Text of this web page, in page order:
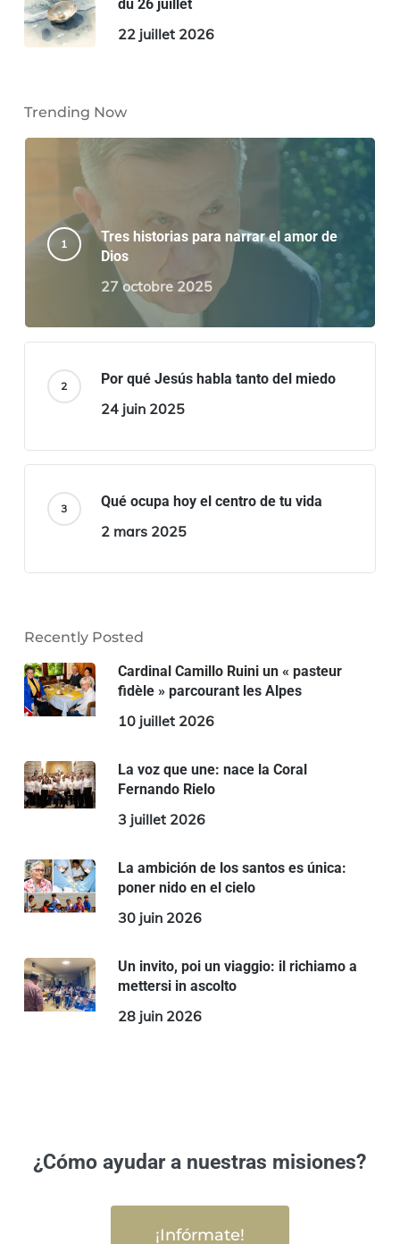
du 26 juillet
22 juillet 2026
Trending Now
Tres historias para narrar el amor de
Dios
27 octobre 2025
Por qué Jesús habla tanto del miedo
24 juin 2025
Qué ocupa hoy el centro de tu vida
2 mars 2025
Recently Posted
Cardinal Camillo Ruini un « pasteur
fidèle » parcourant les Alpes
10 juillet 2026
La voz que une: nace la Coral
Fernando Rielo
3 juillet 2026
La ambición de los santos es única:
poner nido en el cielo
30 juin 2026
Un invito, poi un viaggio: il richiamo a
mettersi in ascolto
28 juin 2026
¿Cómo ayudar a nuestras misiones?
¡Infórmate!